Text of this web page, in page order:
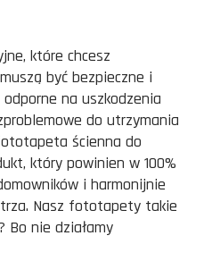
które chcesz
być bezpieczne i
na uszkodzenia
do utrzymania
ścienna do
który powinien w 100%
i harmonijnie
Nasz fototapety takie
Bo nie działamy